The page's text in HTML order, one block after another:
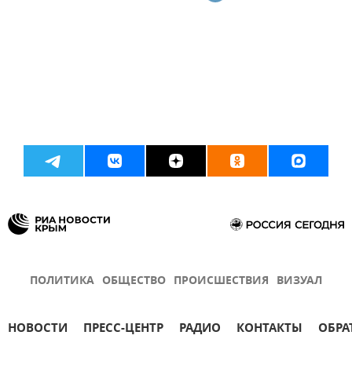
ПОЛИТИКА ОБЩЕСТВО ПРОИСШЕСТВИЯ ВИЗУАЛ
НОВОСТИ ПРЕСС-ЦЕНТР РАДИО КОНТАКТЫ